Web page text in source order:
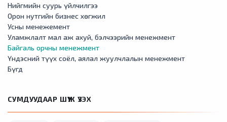
Нийгмийн суурь үйлчилгээ
Орон нутгийн бизнес хөгжил
Усны менежемент
Уламжлалт мал аж ахуй, бэлчээрийн менежмент
Байгаль орчны менежмент
Үндэсний түүх соёл, аялал жуулчлалын менежмент
Бүгд
СУМДУУДААР ШҮҮЖ ҮЗЭХ